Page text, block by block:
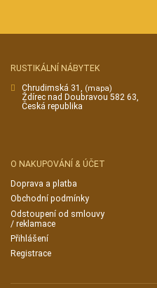
RUSTIKÁLNÍ NÁBYTEK
Chrudimská 31, (mapa)
Ždírec nad Doubravou 582 63,
Česká republika
O NAKUPOVÁNÍ & ÚČET
Doprava a platba
Obchodní podmínky
Odstoupení od smlouvy
/ reklamace
Přihlášení
Registrace